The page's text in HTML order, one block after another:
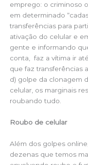
emprego: o criminoso
em determinado
transferências para
ativação do celular e
gente e informando
conta, faz a vítima ir
que faz transferências
d) golpe da clonagem
celular, os marginais
roubando tudo.
Roubo de celular
Além dos golpes
dezenas que temos